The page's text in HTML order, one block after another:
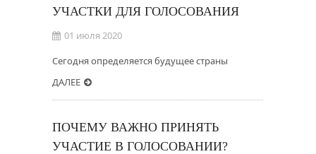
УЧАСТКИ ДЛЯ ГОЛОСОВАНИЯ
01 июля 2020
Сегодня определяется будущее страны
ДАЛЕЕ
ПОЧЕМУ ВАЖНО ПРИНЯТЬ
УЧАСТИЕ В ГОЛОСОВАНИИ?